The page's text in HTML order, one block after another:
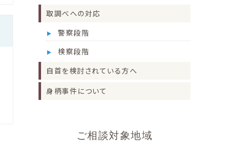
取調べへの対応
警察段階
検察段階
自首を検討されている方へ
身柄事件について
ご相談対象地域